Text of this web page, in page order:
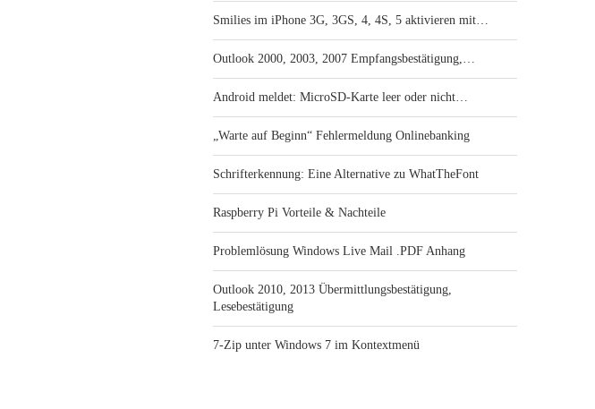
Smilies im iPhone 3G, 3GS, 4, 4S, 5 aktivieren mit…
Outlook 2000, 2003, 2007 Empfangsbestätigung,…
Android meldet: MicroSD-Karte leer oder nicht…
„Warte auf Beginn“ Fehlermeldung Onlinebanking
Schrifterkennung: Eine Alternative zu WhatTheFont
Raspberry Pi Vorteile & Nachteile
Problemlösung Windows Live Mail .PDF Anhang
Outlook 2010, 2013 Übermittlungsbestätigung,
Lesebestätigung
7-Zip unter Windows 7 im Kontextmenü